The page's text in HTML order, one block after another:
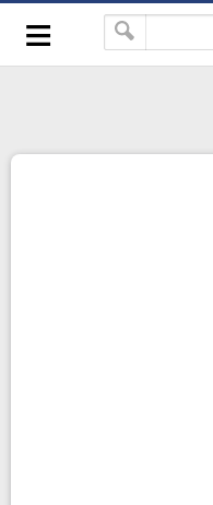
google-site-
≡